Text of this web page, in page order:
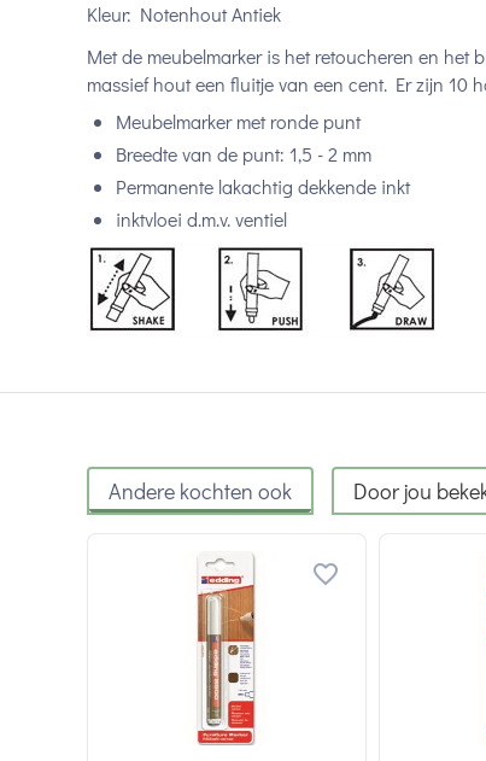
Kleur: Notenhout Antiek
Met de meubelmarker is het retoucheren en
massief hout een fluitje van een cent. Er zijn 10
Meubelmarker met ronde punt
Breedte van de punt: 1,5 - 2 mm
Permanente lakachtig dekkende inkt
inktvloei d.m.v. ventiel
Andere kochten ook Door jou